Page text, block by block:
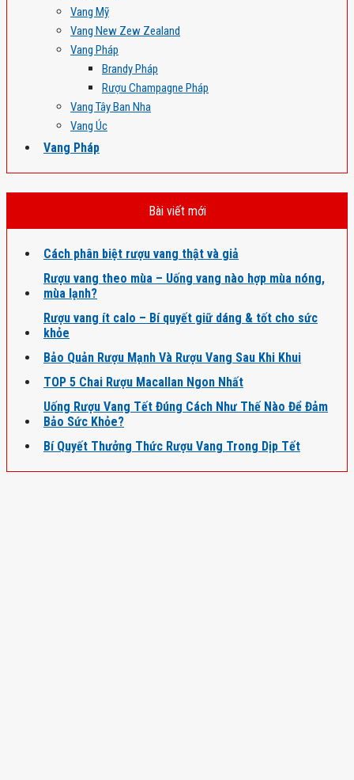
Vang Mỹ
Vang New Zew Zealand
Vang Pháp
Brandy Pháp
Rượu Champagne Pháp
Vang Tây Ban Nha
Vang Úc
Vang Pháp
Bài viết mới
Cách phân biệt rượu vang thật và giả
Rượu vang theo mùa – Uống vang nào hợp mùa nóng,
mùa lạnh?
Rượu vang ít calo – Bí quyết giữ dáng & tốt cho sức
khỏe
Bảo Quản Rượu Mạnh Và Rượu Vang Sau Khi Khui
TOP 5 Chai Rượu Macallan Ngon Nhất
Uống Rượu Vang Tết Đúng Cách Như Thế Nào Để Đảm
Bảo Sức Khỏe?
Bí Quyết Thưởng Thức Rượu Vang Trong Dịp Tết